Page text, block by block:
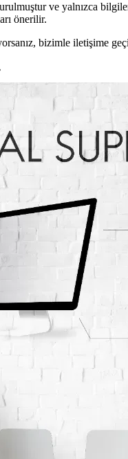
ve yalnızca
önerilir.
bizimle iletişime